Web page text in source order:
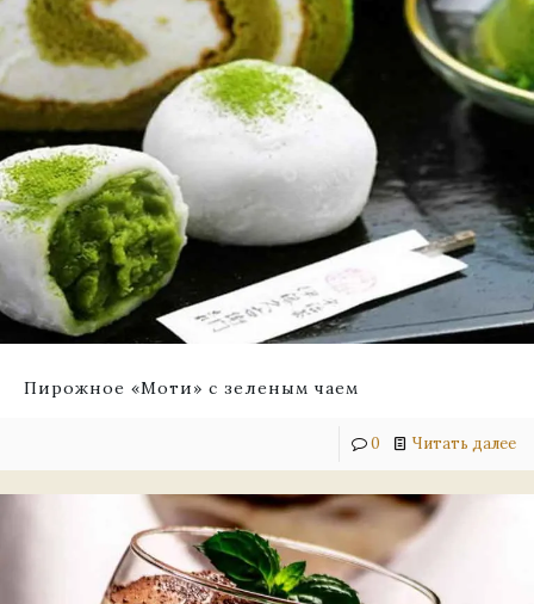
Пирожное «Моти» с зеленым чаем
0 Читать далее